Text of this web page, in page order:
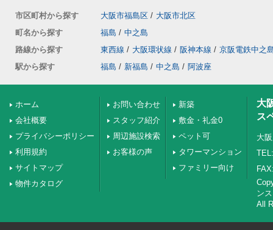
市区町村から探す 大阪市福島区 / 大阪市北区
町名から探す
福島 / 中之島
路線から探す
東西線 / 大阪環状線 / 阪神本線 / 京阪電鉄中之
駅から探す
福島 / 新福島 / 中之島 / 阿波座
ホーム
会社概要
プライバシーポリシー
利用規約
サイトマップ
物件カタログ
お問い合わせ
スタッフ紹介
周辺施設検索
お客様の声
新築
敷金・礼金0
ペット可
タワーマンション
ファミリー向け
大
ス
大
ンス
All